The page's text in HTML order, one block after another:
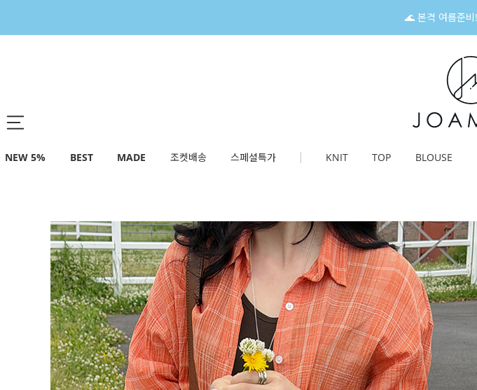
🌊 본격 여름준비!
NEW 5% BEST MADE 조켓배송 스페셜특가 KNIT TOP BLOUSE